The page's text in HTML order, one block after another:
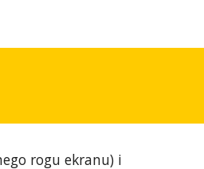
rogu ekranu) i